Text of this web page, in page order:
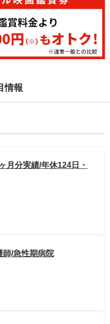
情報
月分実績/年休124日・
師/急性期病院